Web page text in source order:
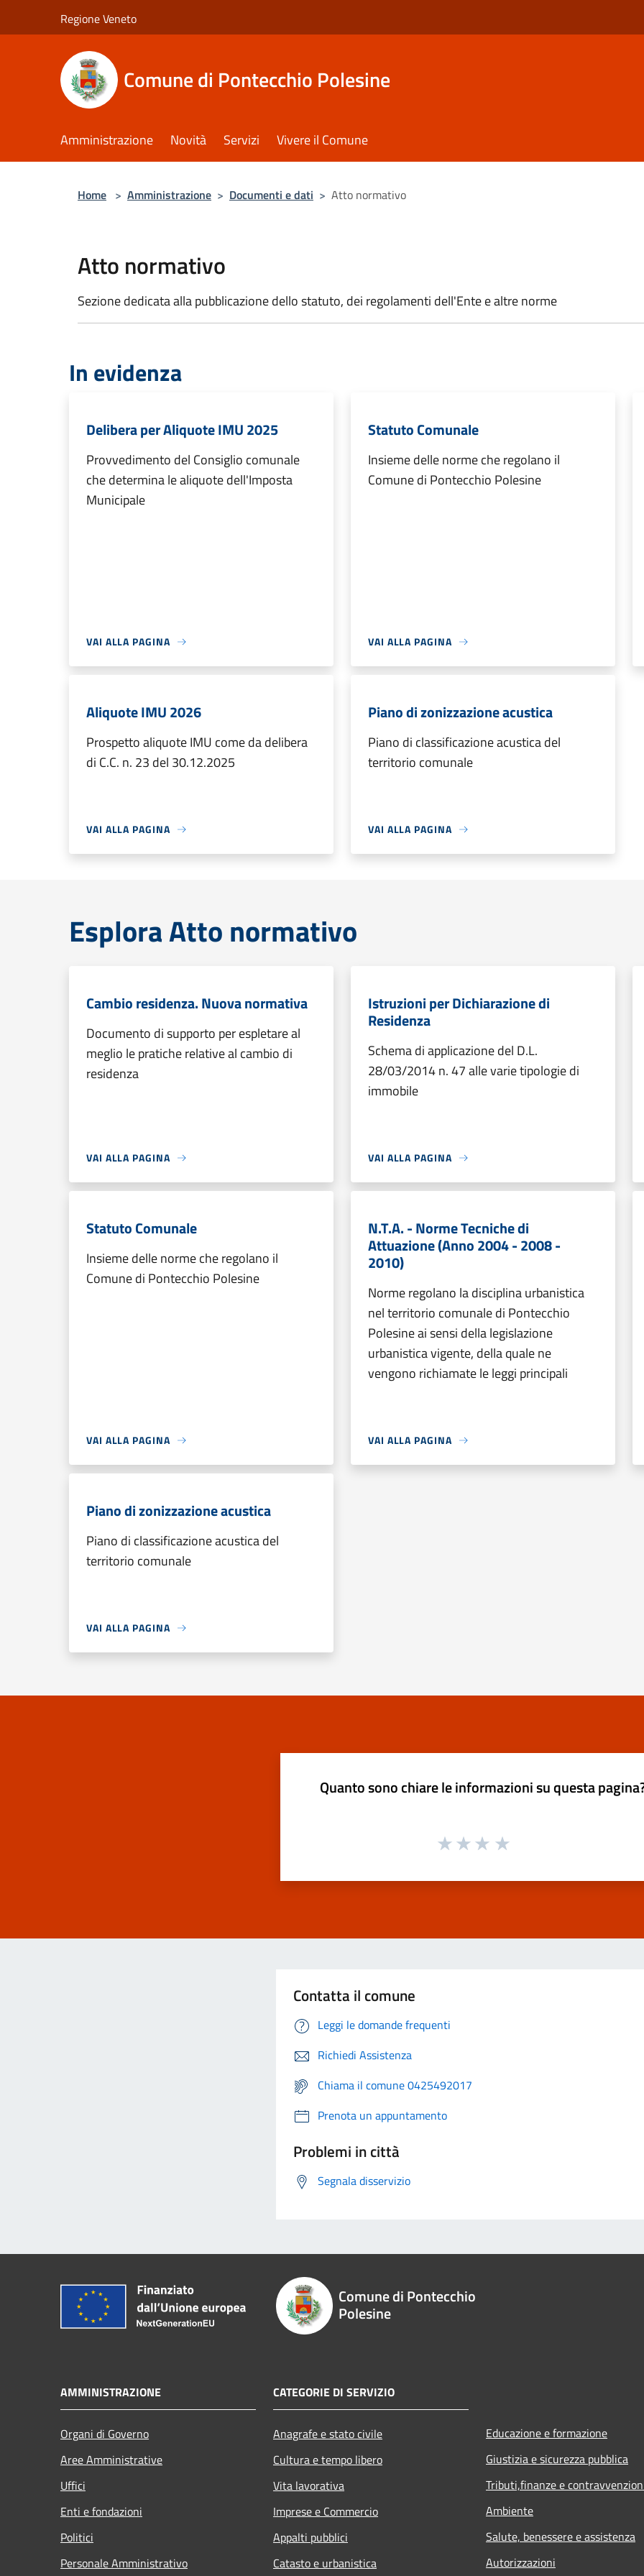
Regione Veneto
Comune di Pontecchio Polesine
Amministrazione Novità Servizi Vivere il Comune
Home > Amministrazione > Documenti e dati > Atto normativo
Atto normativo
Sezione dedicata alla pubblicazione dello statuto, dei regolamenti dell'Ente e altre norme
In evidenza
Delibera per Aliquote IMU 2025
Provvedimento del Consiglio comunale
che determina le aliquote dell'Imposta
Municipale
VAI ALLA PAGINA
Statuto Comunale
Insieme delle norme che regolano il
Comune di Pontecchio Polesine
VAI ALLA PAGINA
Aliquote IMU 2026
Prospetto aliquote IMU come da delibera
di C.C. n. 23 del 30.12.2025
VAI ALLA PAGINA
Piano di zonizzazione acustica
Piano di classificazione acustica del
territorio comunale
VAI ALLA PAGINA
Esplora Atto normativo
Cambio residenza. Nuova normativa
Documento di supporto per espletare al
meglio le pratiche relative al cambio di
residenza
VAI ALLA PAGINA
Istruzioni per Dichiarazione di
Residenza
Schema di applicazione del D.L.
28/03/2014 n. 47 alle varie tipologie di
immobile
VAI ALLA PAGINA
Statuto Comunale
Insieme delle norme che regolano il
Comune di Pontecchio Polesine
VAI ALLA PAGINA
N.T.A. - Norme Tecniche di
Attuazione (Anno 2004 - 2008 -
2010)
Norme regolano la disciplina urbanistica
nel territorio comunale di Pontecchio
Polesine ai sensi della legislazione
urbanistica vigente, della quale ne
vengono richiamate le leggi principali
VAI ALLA PAGINA
Piano di zonizzazione acustica
Piano di classificazione acustica del
territorio comunale
VAI ALLA PAGINA
Quanto sono chiare le informazioni su questa
Contatta il comune
Leggi le domande frequenti
Richiedi Assistenza
Chiama il comune 0425492017
Prenota un appuntamento
Problemi in città
Segnala disservizio
Comune di Pontecchio
Polesine
AMMINISTRAZIONE
Organi di Governo
Aree Amministrative
Uffici
Enti e fondazioni
Politici
Personale Amministrativo
CATEGORIE DI SERVIZIO
Anagrafe e stato civile
Cultura e tempo libero
Vita lavorativa
Imprese e Commercio
Appalti pubblici
Catasto e urbanistica
Educazione e formazione
Giustizia e sicurezza pubblica
Tributi,finanze e
Ambiente
Salute, benessere e assistenza
Autorizzazioni